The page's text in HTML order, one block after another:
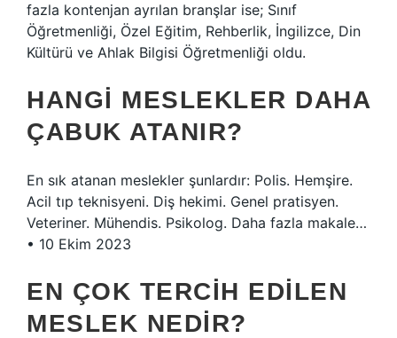
fazla kontenjan ayrılan branşlar ise; Sınıf
Öğretmenliği, Özel Eğitim, Rehberlik, İngilizce, Din
Kültürü ve Ahlak Bilgisi Öğretmenliği oldu.
HANGI MESLEKLER DAHA
ÇABUK ATANIR?
En sık atanan meslekler şunlardır: Polis. Hemşire.
Acil tıp teknisyeni. Diş hekimi. Genel pratisyen.
Veteriner. Mühendis. Psikolog. Daha fazla makale…
• 10 Ekim 2023
EN ÇOK TERCIH EDILEN
MESLEK NEDIR?